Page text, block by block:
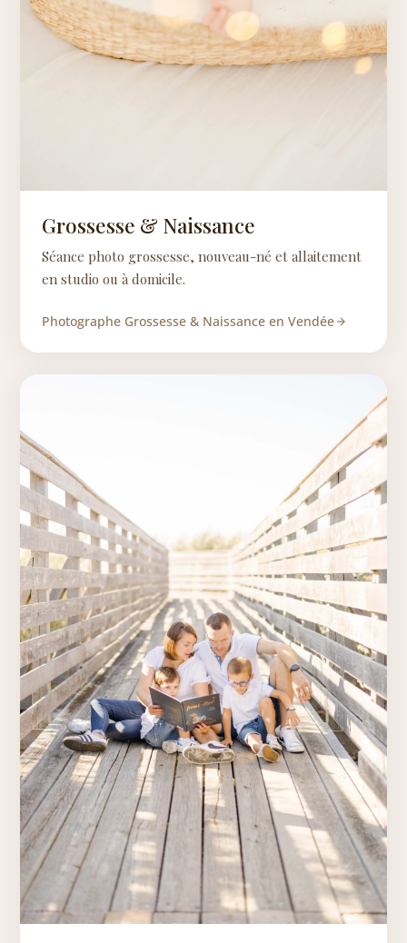
Grossesse & Naissance
Séance photo grossesse, nouveau-né et allaitement
en studio ou à domicile.
Photographe Grossesse & Naissance en Vendée